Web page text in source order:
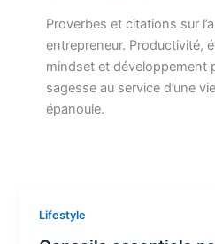
Proverbes et citations sur
entrepreneur. Productivité,
mindset et développement
sagesse au service d’une
épanouie.
Lifestyle